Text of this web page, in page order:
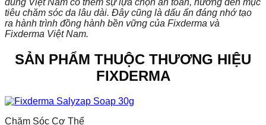
dùng Việt Nam có thêm sự lựa chọn an toàn, hướng đến mục
tiêu chăm sóc da lâu dài. Đây cũng là dấu ấn đáng nhớ tạo
ra hành trình đồng hành bền vững của Fixderma và
Fixderma Việt Nam.
SẢN PHẨM THUỘC THƯƠNG HIỆU
FIXDERMA
Chăm Sóc Cơ Thể